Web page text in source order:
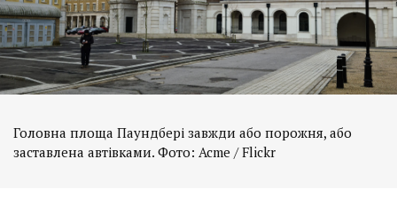
Головна площа Паундбері завжди або порожня, або
заставлена автівками. Фото: Acme / Flickr